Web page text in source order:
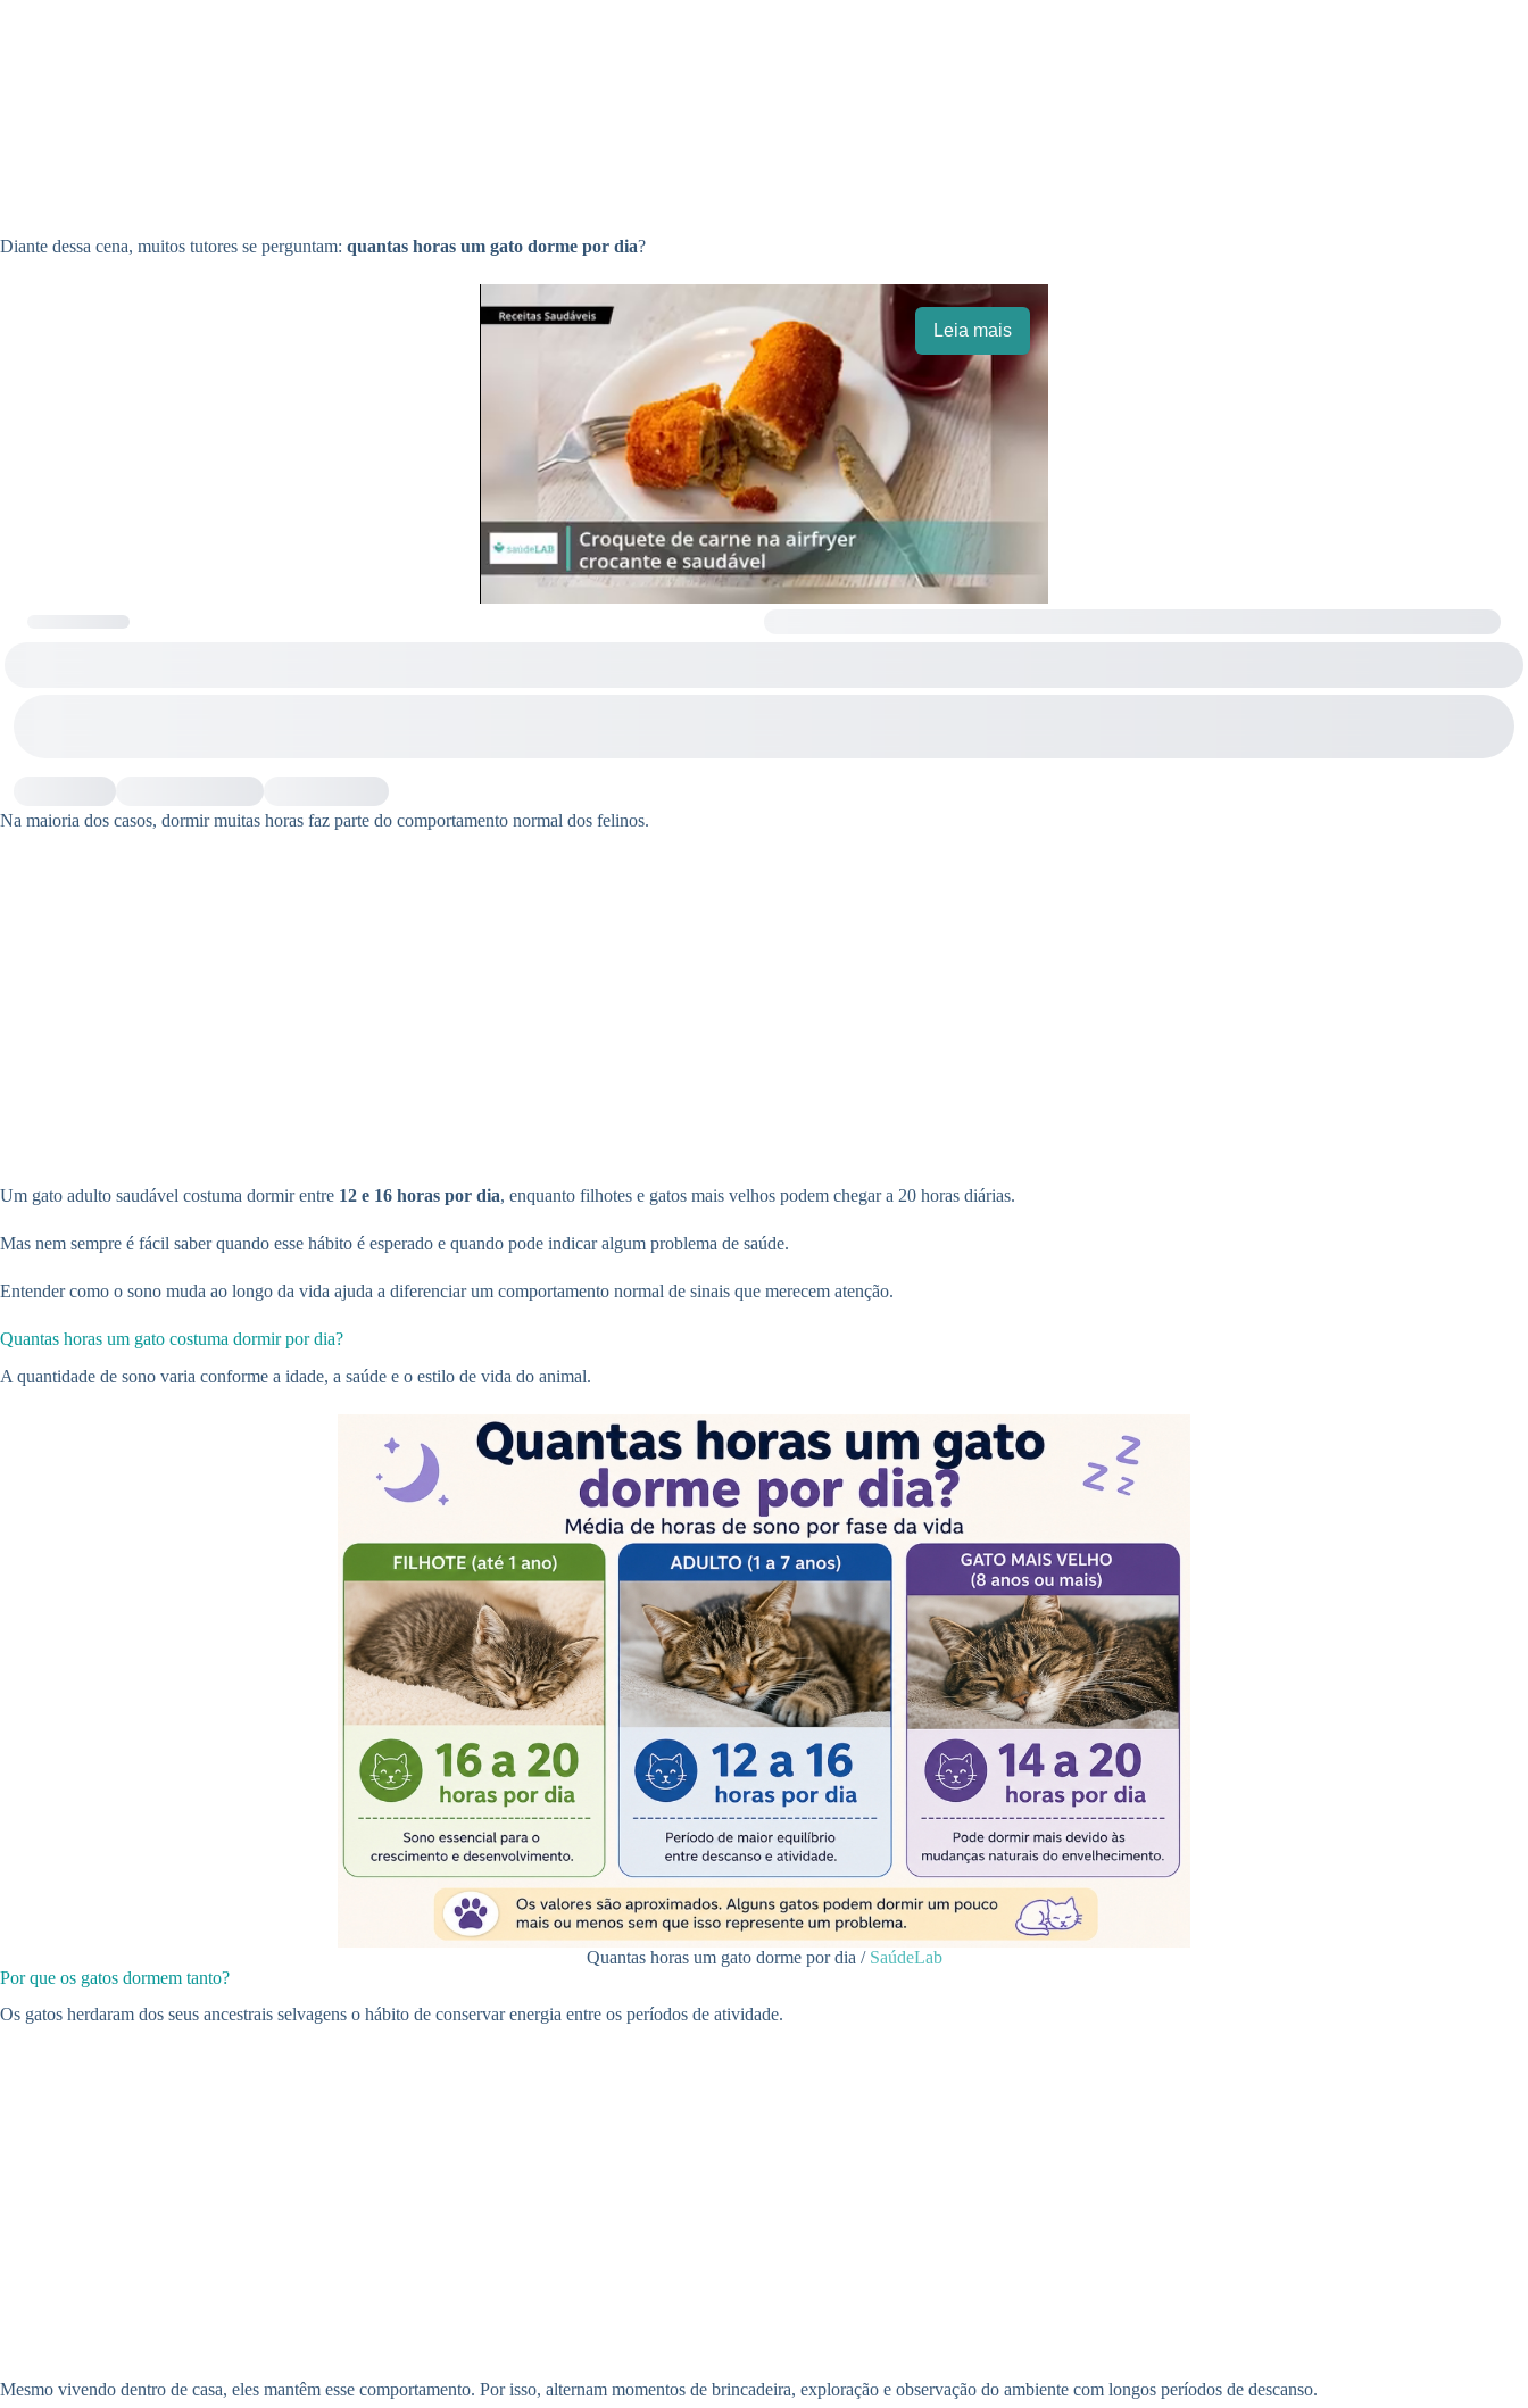
Diante dessa cena, muitos tutores se perguntam: quantas horas um gato dorme por dia?
Leia mais
Na maioria dos casos, dormir muitas horas faz parte do comportamento normal dos felinos.
Um gato adulto saudável costuma dormir entre 12 e 16 horas por dia, enquanto filhotes e gatos mais velhos podem chegar a 20 horas diárias.
Mas nem sempre é fácil saber quando esse hábito é esperado e quando pode indicar algum problema de saúde.
Entender como o sono muda ao longo da vida ajuda a diferenciar um comportamento normal de sinais que merecem atenção.
Quantas horas um gato costuma dormir por dia?
A quantidade de sono varia conforme a idade, a saúde e o estilo de vida do animal.
Quantas horas um gato dorme por dia / SaúdeLab
Por que os gatos dormem tanto?
Os gatos herdaram dos seus ancestrais selvagens o hábito de conservar energia entre os períodos de atividade.
Mesmo vivendo dentro de casa, eles mantêm esse comportamento. Por isso, alternam momentos de brincadeira, exploração e observação do ambiente com longos períodos de descanso.